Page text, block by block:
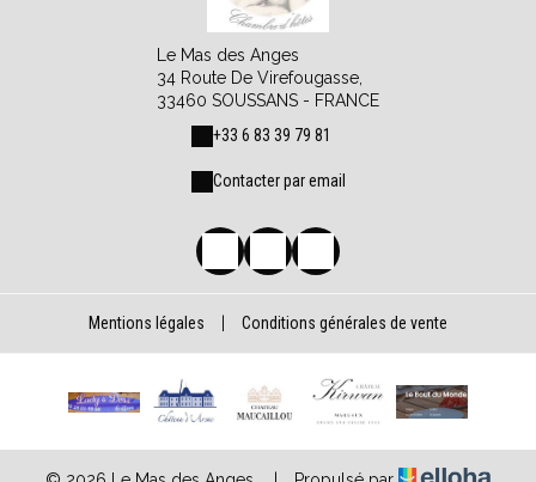
Le Mas des Anges
34 Route De Virefougasse,
33460 SOUSSANS - FRANCE
+33 6 83 39 79 81
Contacter par email
Mentions légales Conditions générales de vente